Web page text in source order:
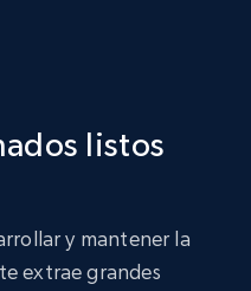
listos
y mantener la
extrae grandes